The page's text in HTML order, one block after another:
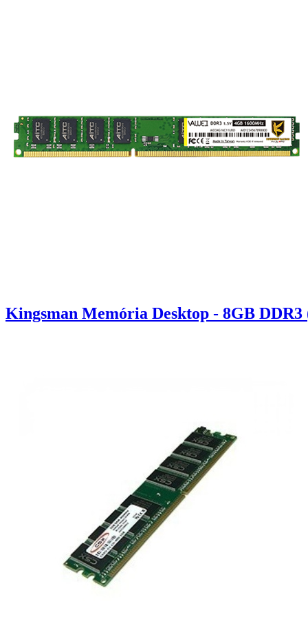
Kingsman Memória Desktop - 8GB DDR3